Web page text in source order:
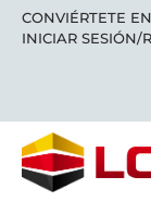
CONVIÉRTETE
INICIAR SESIÓN/